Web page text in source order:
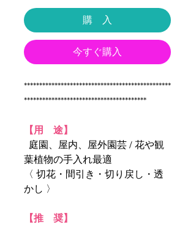
購 入
今すぐ購入
************************************************
****************************************
【用 途】
庭園、屋内、屋外園芸 / 花や観
葉植物の手入れ最適
〈 切花・間引き・切り戻し・透
かし 〉
【推 奨】